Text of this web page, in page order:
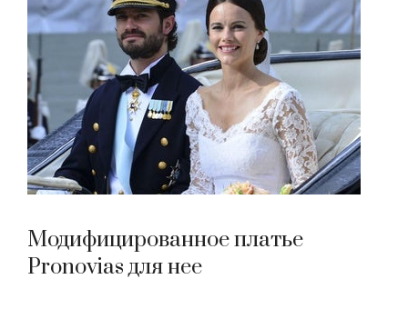
Модифицированное платье
Pronovias для нее